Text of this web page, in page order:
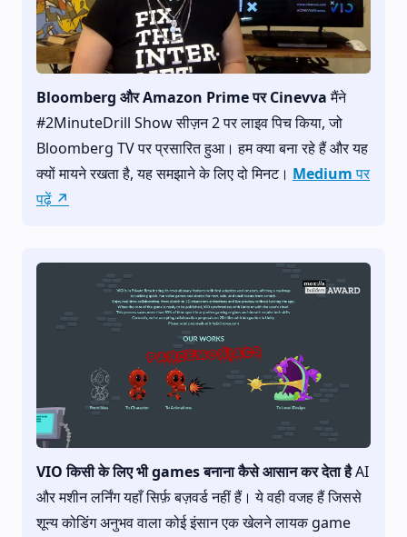
Bloomberg और Amazon Prime पर Cinevvaमैंने
#2MinuteDrill Show सीज़न 2 पर लाइव पिच किया, जो
Bloomberg TV पर प्रसारित हुआ। हम क्या बना रहे हैं और यह
क्यों मायने रखता है, यह समझाने के लिए दो मिनट। Medium पर
पढ़ें ↗
VIO किसी के लिए भी games बनाना कैसे आसान कर देता हैAI
और मशीन लर्निंग यहाँ सिर्फ़ बज़वर्ड नहीं हैं। ये वही वजह हैं जिससे
शून्य कोडिंग अनुभव वाला कोई इंसान एक खेलने लायक game